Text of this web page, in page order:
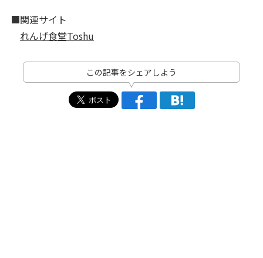
■関連サイト
れんげ食堂Toshu
この記事をシェアしよう